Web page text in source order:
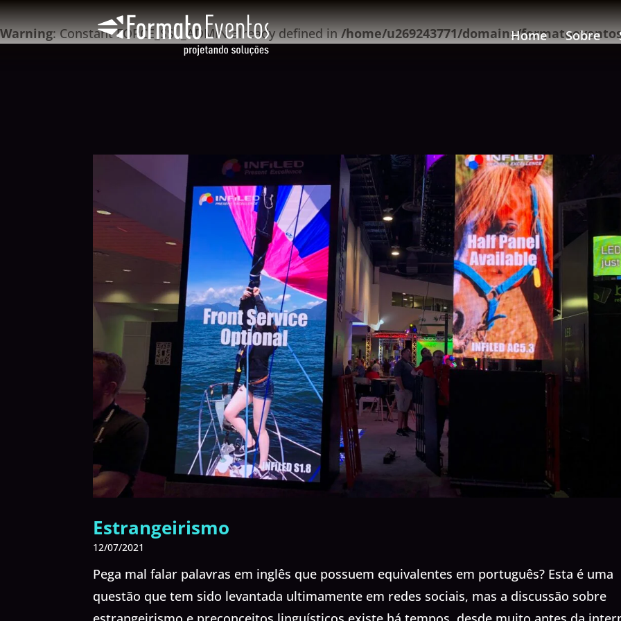
Warning: Constant FORCE_SSL_ADMIN already defined in/home/u269243771/domains/Home Sobre
Estrangeirismo
12/07/2021
Pega mal falar palavras em inglês que possuem equivalentes em português? Esta é uma
questão que tem sido levantada ultimamente em redes sociais, mas a discussão sobre